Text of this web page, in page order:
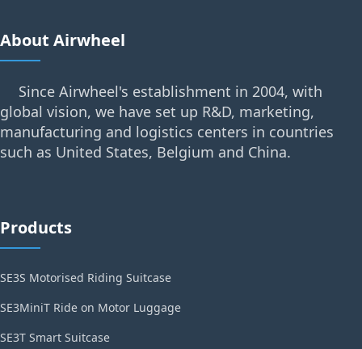
About Airwheel
Since Airwheel's establishment in 2004, with
global vision, we have set up R&D, marketing,
manufacturing and logistics centers in countries
such as United States, Belgium and China.
Products
SE3S Motorised Riding Suitcase
SE3MiniT Ride on Motor Luggage
SE3T Smart Suitcase